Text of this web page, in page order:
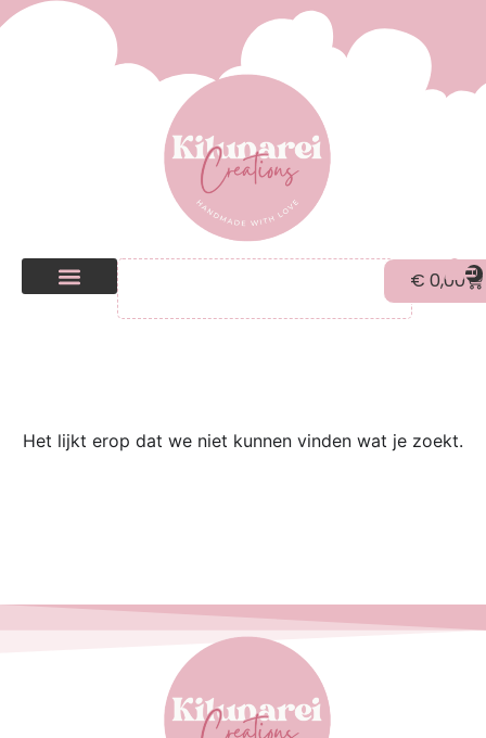
€ 0,00 0
Het lijkt erop dat we niet kunnen vinden wat je zoekt.